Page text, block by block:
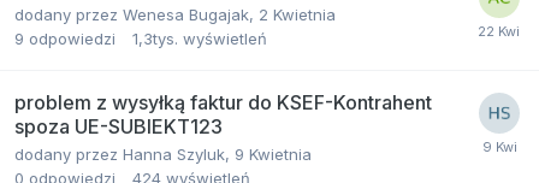
dodany przez Wenesa Bugajak, 2 Kwietnia
9 odpowiedzi 1,3tys. wyświetleń
problem z wysyłką faktur do KSEF-Kontrahent
spoza UE-SUBIEKT123
dodany przez Hanna Szyluk, 9 Kwietnia
0 odpowiedzi 424 wyświetleń